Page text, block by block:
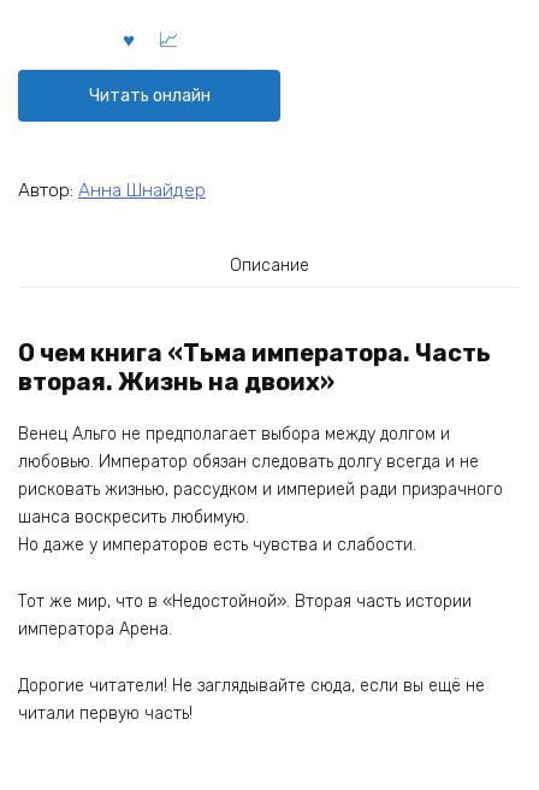
Читать онлайн
Автор: Аннa Шнайдер
Описание
О чем книга «Тьма императора. Часть
вторая. Жизнь на двоих»
Венец Альго не предполагает выбора между долгом и
любовью. Император обязан следовать долгу всегда и не
рисковать жизнью, рассудком и империей ради призрачного
шанса воскресить любимую.
Но даже у императоров есть чувства и слабости.
Тот же мир, что в «Недостойной». Вторая часть истории
императора Арена.
Дорогие читатели! Не заглядывайте сюда, если вы ещё не
читали первую часть!